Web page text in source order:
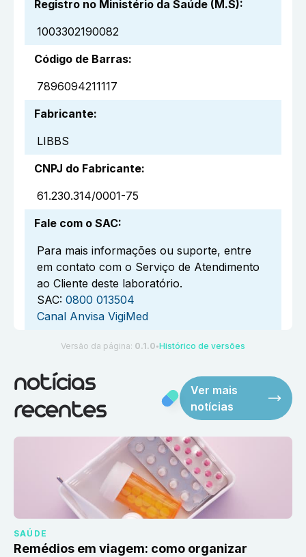
Registro no Ministério da Saúde (M.S):
1003302190082
Código de Barras:
7896094211117
Fabricante:
LIBBS
CNPJ do Fabricante:
61.230.314/0001-75
Fale com o SAC:
Para mais informações ou suporte, entre
em contato com o Serviço de Atendimento
ao Cliente deste laboratório.
SAC: 0800 013504
Canal Anvisa VigiMed
Versão da página: 0.1.0 ●Histórico de versões
notícias
recentes
Ver mais
notícias
SAÚDE
Remédios em viagem: como organizar